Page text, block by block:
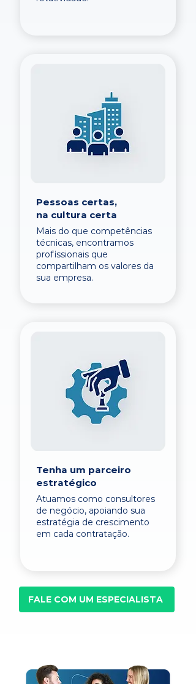
Pessoas certas,
na cultura certa
Mais do que competências
técnicas, encontramos
profissionais que
compartilham os valores da
sua empresa.
Tenha um parceiro
estratégico
Atuamos como consultores
de negócio, apoiando sua
estratégia de crescimento
em cada contratação.
FALE COM UM ESPECIALISTA